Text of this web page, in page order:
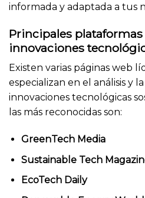
informada y adaptada a tus
Principales
innovaciones
Existen varias páginas web
especializan en el análisis y
innovaciones tecnológicas
las más reconocidas son:
GreenTech Media
Sustainable Tech
EcoTech Daily